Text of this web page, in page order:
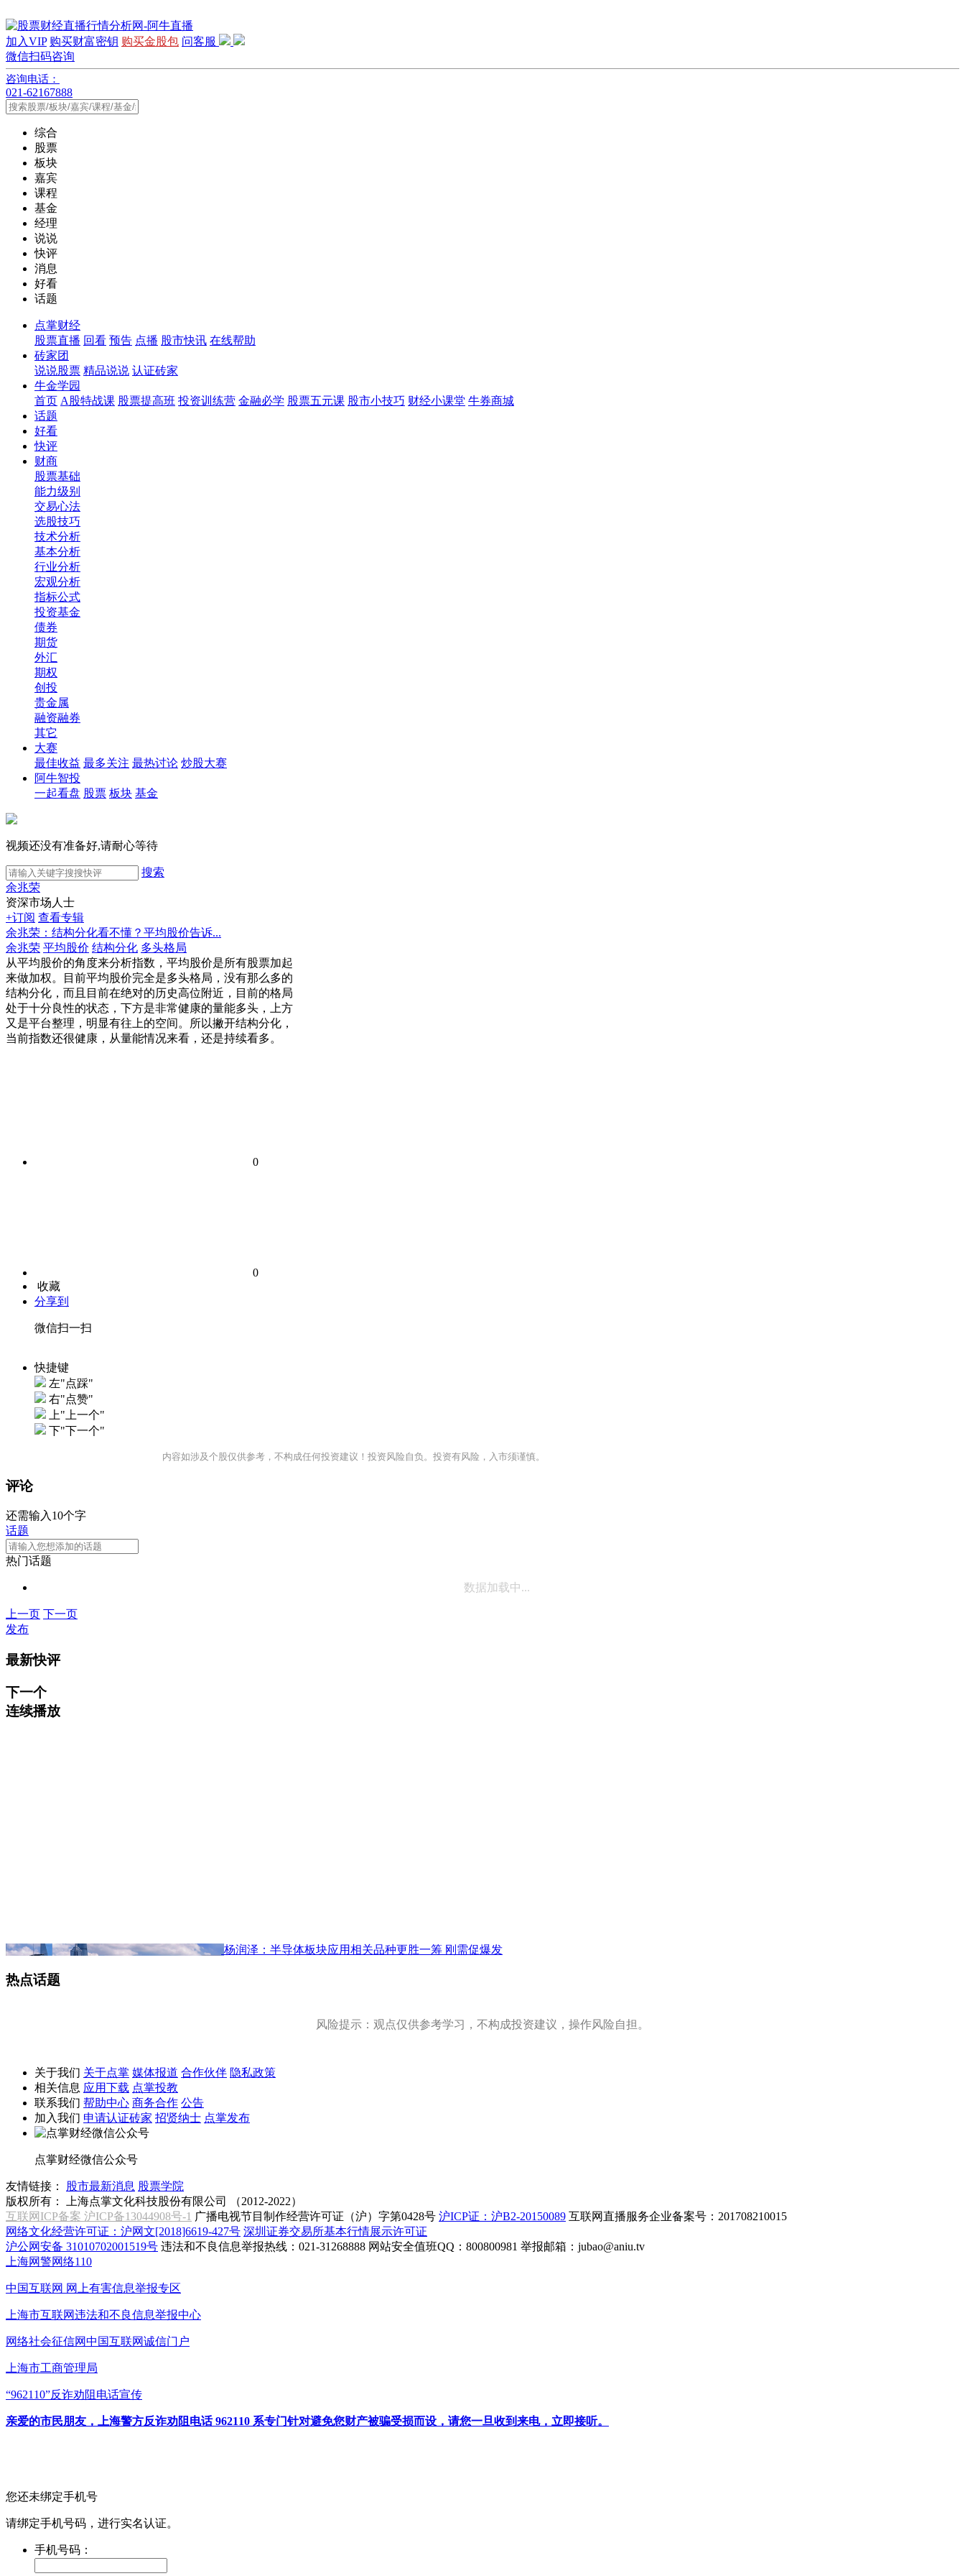
加入VIP 购买财富密钥 购买金股包 问客服
微信扫码咨询
咨询电话：
021-62167888
综合
股票
板块
嘉宾
课程
基金
经理
说说
快评
消息
好看
话题
点掌财经
股票直播 回看 预告 点播 股市快讯 在线帮助
砖家团
说说股票 精品说说 认证砖家
牛金学园
首页 A股特战课 股票提高班 投资训练营 金融必学 股票五元课 股市小技巧 财经小课堂 牛券商城
话题
好看
快评
财商
股票基础
能力级别
交易心法
选股技巧
技术分析
基本分析
行业分析
宏观分析
指标公式
投资基金
债券
期货
外汇
期权
创投
贵金属
融资融券
其它
大赛
最佳收益 最多关注 最热讨论 炒股大赛
阿牛智投
一起看盘 股票 板块 基金
视频还没有准备好,请耐心等待
搜索
余兆荣
资深市场人士
+订阅 查看专辑
余兆荣：结构分化看不懂？平均股价告诉...
余兆荣 平均股价 结构分化 多头格局
从平均股价的角度来分析指数，平均股价是所有股票加起
来做加权。目前平均股价完全是多头格局，没有那么多的
结构分化，而且目前在绝对的历史高位附近，目前的格局
处于十分良性的状态，下方是非常健康的量能多头，上方
又是平台整理，明显有往上的空间。所以撇开结构分化，
当前指数还很健康，从量能情况来看，还是持续看多。
0
0
收藏
分享到
微信扫一扫
快捷键
左"点踩"
右"点赞"
上"上一个"
下"下一个"
内容如涉及个股仅供参考，不构成任何投资建议！投资风险自负。投资有风险，入市须谨慎。
评论
还需输入10个字
话题
热门话题
数据加载中...
上一页 下一页
发布
最新快评
下一个
连续播放
杨润泽：半导体板块应用相关品种更胜一筹 刚需促爆发
热点话题
风险提示：观点仅供参考学习，不构成投资建议，操作风险自担。
关于我们 关于点掌 媒体报道 合作伙伴 隐私政策
相关信息 应用下载 点掌投教
联系我们 帮助中心 商务合作 公告
加入我们 申请认证砖家 招贤纳士 点掌发布
点掌财经微信公众号
友情链接： 股市最新消息 股票学院
版权所有：
上海点掌文化科技股份有限公司 （2012-2022）
互联网ICP备案 沪ICP备13044908号-1 广播电视节目制作经营许可证（沪）字第0428号 沪ICP证：沪B2-20150089 互联网直播服务企业备案号：201708210015
网络文化经营许可证：沪网文[2018]6619-427号 深圳证券交易所基本行情展示许可证
沪公网安备 31010702001519号 违法和不良信息举报热线：021-31268888 网站安全值班QQ：800800981 举报邮箱： jubao@aniu.tv
上海网警网络110
中国互联网 网上有害信息举报专区
上海市互联网违法和不良信息举报中心
网络社会征信网中国互联网诚信门户
上海市工商管理局
“962110”反诈劝阻电话宣传
亲爱的市民朋友，上海警方反诈劝阻电话 962110 系专门针对避免您财产被骗受损而设，请您一旦收到来电，立即接听。
您还未绑定手机号
请绑定手机号码，进行实名认证。
手机号码：